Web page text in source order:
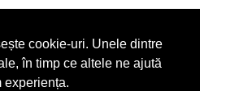
cookie-uri. Unele dintre
în timp ce altele ne ajută
experiența.